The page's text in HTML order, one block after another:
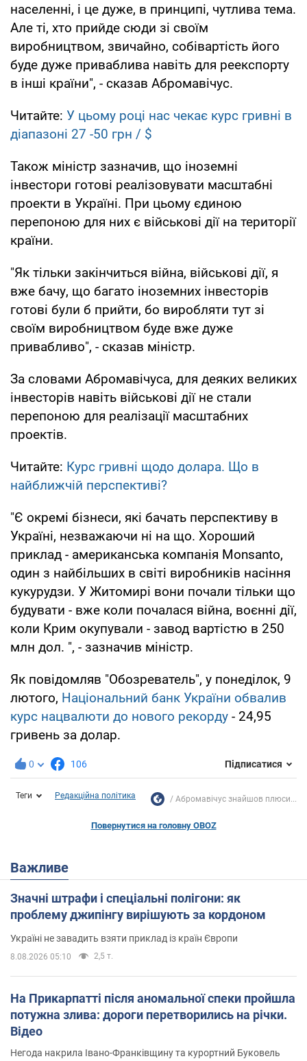
населенні, і це дуже, в принципі, чутлива тема.
Але ті, хто прийде сюди зі своїм
виробництвом, звичайно, собівартість його
буде дуже приваблива навіть для реекспорту
в інші країни", - сказав Абромавічус.
Читайте: У цьому році нас чекає курс гривні в
діапазоні 27 -50 грн / $
Також міністр зазначив, що іноземні
інвестори готові реалізовувати масштабні
проекти в Україні. При цьому єдиною
перепоною для них є військові дії на території
країни.
"Як тільки закінчиться війна, військові дії, я
вже бачу, що багато іноземних інвесторів
готові були б прийти, бо виробляти тут зі
своїм виробництвом буде вже дуже
привабливо", - сказав міністр.
За словами Абромавічуса, для деяких великих
інвесторів навіть військові дії не стали
перепоною для реалізації масштабних
проектів.
Читайте: Курс гривні щодо долара. Що в
найближчій перспективі?
"Є окремі бізнеси, які бачать перспективу в
Україні, незважаючи ні на що. Хороший
приклад - американська компанія Monsanto,
один з найбільших в світі виробників насіння
кукурудзи. У Житомирі вони почали тільки що
будувати - вже коли почалася війна, воєнні дії,
коли Крим окупували - завод вартістю в 250
млн дол. ", - зазначив міністр.
Як повідомляв "Обозреватель", у понеділок, 9
лютого, Національний банк України обвалив
курс нацвалюти до нового рекорду - 24,95
гривень за долар.
0 106 Підписатися
Теги Редакційна політика Абромавічус знайшов плюси...
Повернутися на головну OBOZ
Важливе
Значні штрафи і спеціальні полігони: як
проблему джипінгу вирішують за кордоном
Україні не завадить взяти приклад із країн Європи
8.08.2026 05:10 2,5 т.
На Прикарпатті після аномальної спеки пройшла
потужна злива: дороги перетворились на річки.
Відео
Негода накрила Івано-Франківщину та курортний Буковель